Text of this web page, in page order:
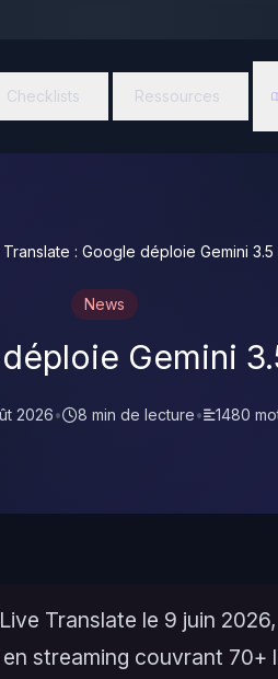
Checklists Ressources
Translate : Google déploie Gemini
News
Gemini
2026• 8 min de lecture• 1480
Translate le 9 juin
streaming couvrant 70+